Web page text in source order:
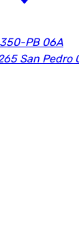
PB 06A
San Pedro